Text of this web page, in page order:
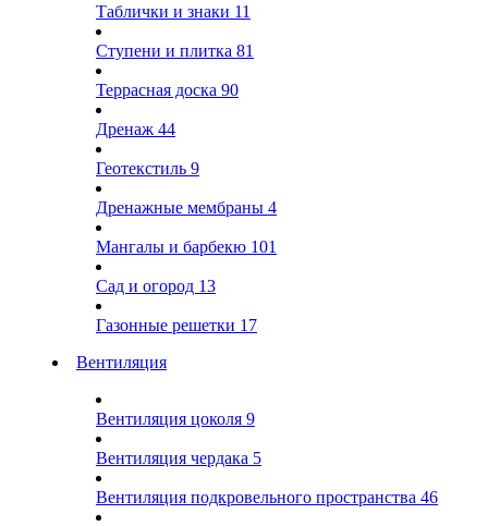
Таблички и знаки 11
Ступени и плитка 81
Террасная доска 90
Дренаж 44
Геотекстиль 9
Дренажные мембраны 4
Мангалы и барбекю 101
Сад и огород 13
Газонные решетки 17
Вентиляция
Вентиляция цоколя 9
Вентиляция чердака 5
Вентиляция подкровельного пространства 46